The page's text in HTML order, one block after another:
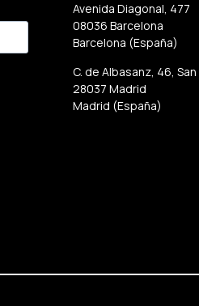
Avenida Diagonal, 477
08036 Barcelona
Barcelona (España)
C. de Albasanz, 46,
28037 Madrid
Madrid (España)